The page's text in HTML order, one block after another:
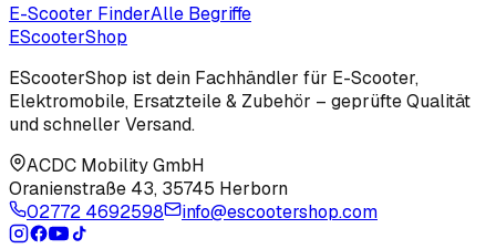
E-Scooter FinderAlle Begriffe
EScooterShop
EScooterShop ist dein Fachhändler für E-Scooter,
Elektromobile, Ersatzteile & Zubehör – geprüfte Qualität
und schneller Versand.
ACDC Mobility GmbH
Oranienstraße 43, 35745 Herborn
02772 4692598
info@escootershop.com